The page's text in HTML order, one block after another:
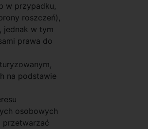
w przypadku,
roszczeń),
jednak w tym
prawa do
na podstawie
osobowych
przetwarzać